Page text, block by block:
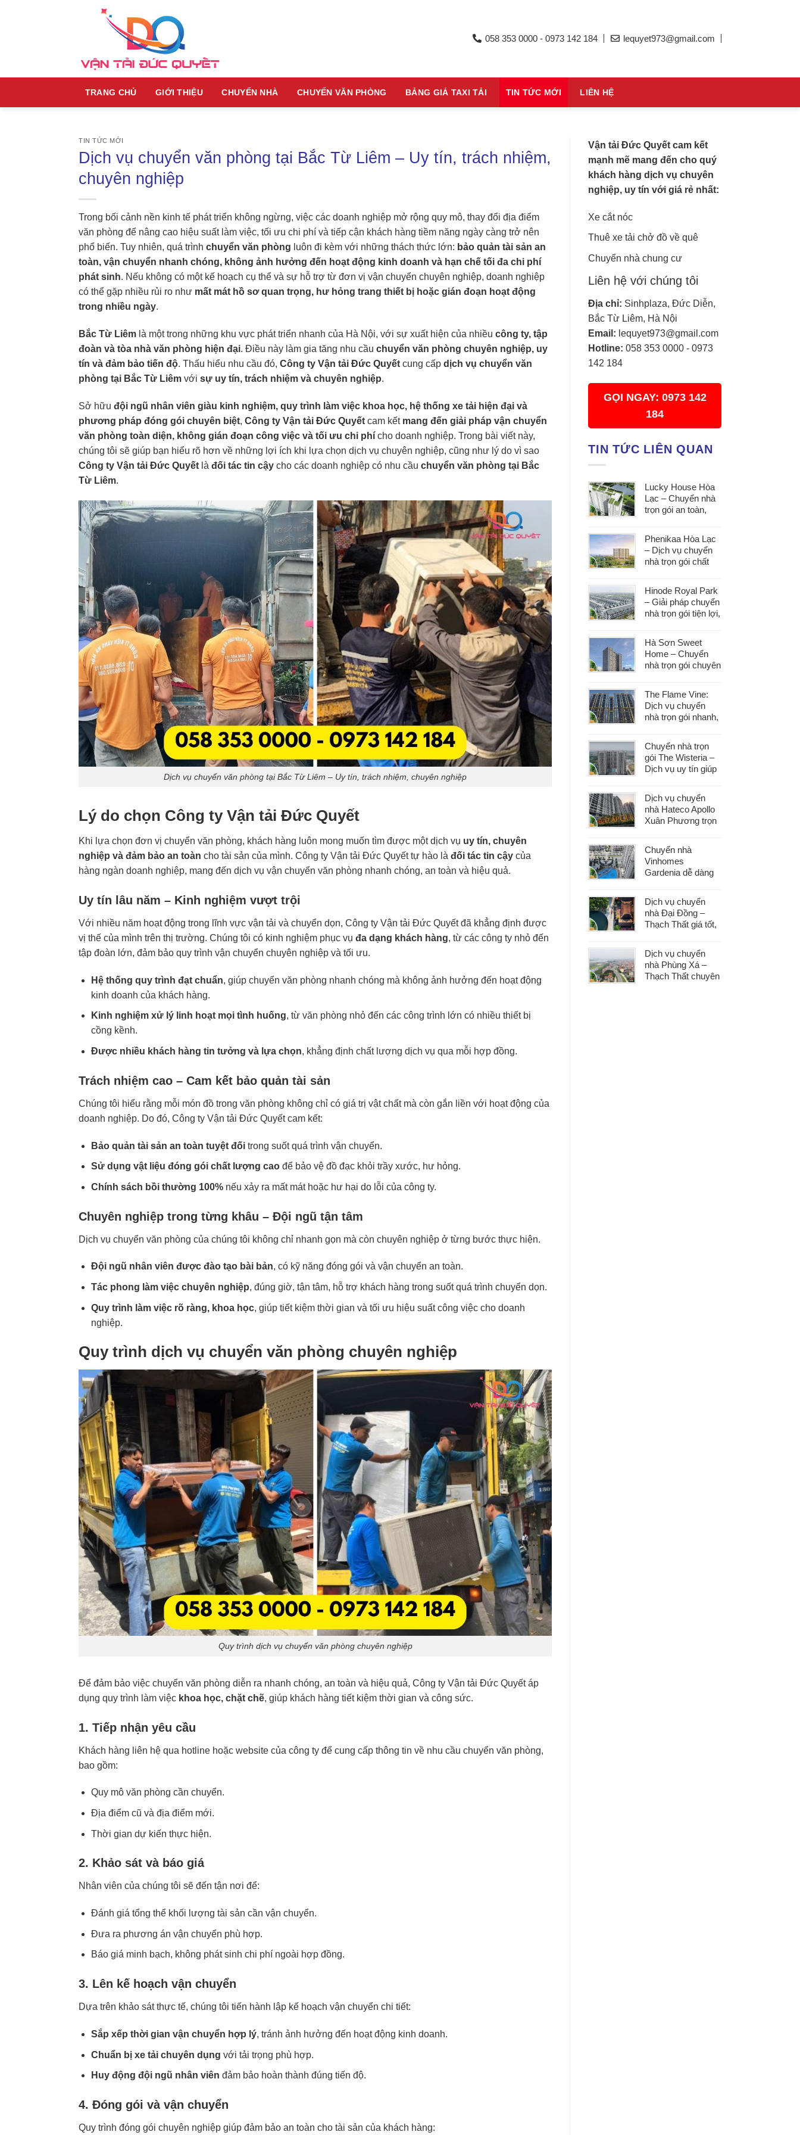
058 353 0000 - 0973 142 184 lequyet973@gmail.com
TRANG CHỦ GIỚI THIỆU CHUYỂN NHÀ CHUYỂN VĂN PHÒNG BẢNG GIÁ TAXI TẢI TIN TỨC MỚI LIÊN HỆ
TIN TỨC MỚI
Dịch vụ chuyển văn phòng tại Bắc Từ Liêm – Uy tín, trách nhiệm,
chuyên nghiệp
Trong bối cảnh nền kinh tế phát triển không ngừng, việc các doanh nghiệp mở rộng quy mô, thay đổi địa điểm
văn phòng để nâng cao hiệu suất làm việc, tối ưu chi phí và tiếp cận khách hàng tiềm năng ngày càng trở nên
phổ biến. Tuy nhiên, quá trình chuyển văn phòng luôn đi kèm với những thách thức lớn: bảo quản tài sản an
toàn, vận chuyển nhanh chóng, không ảnh hưởng đến hoạt động kinh doanh và hạn chế tối đa chi phí
phát sinh. Nếu không có một kế hoạch cụ thể và sự hỗ trợ từ đơn vị vận chuyển chuyên nghiệp, doanh nghiệp
có thể gặp nhiều rủi ro như mất mát hồ sơ quan trọng, hư hỏng trang thiết bị hoặc gián đoạn hoạt động
trong nhiều ngày.
Bắc Từ Liêm là một trong những khu vực phát triển nhanh của Hà Nội, với sự xuất hiện của nhiều công ty, tập
đoàn và tòa nhà văn phòng hiện đại. Điều này làm gia tăng nhu cầu chuyển văn phòng chuyên nghiệp, uy
tín và đảm bảo tiến độ. Thấu hiểu nhu cầu đó, Công ty Vận tải Đức Quyết cung cấp dịch vụ chuyển văn
phòng tại Bắc Từ Liêm với sự uy tín, trách nhiệm và chuyên nghiệp.
Sở hữu đội ngũ nhân viên giàu kinh nghiệm, quy trình làm việc khoa học, hệ thống xe tải hiện đại và
phương pháp đóng gói chuyên biệt, Công ty Vận tải Đức Quyết cam kết mang đến giải pháp vận chuyển
văn phòng toàn diện, không gián đoạn công việc và tối ưu chi phí cho doanh nghiệp. Trong bài viết này,
chúng tôi sẽ giúp bạn hiểu rõ hơn về những lợi ích khi lựa chọn dịch vụ chuyên nghiệp, cũng như lý do vì sao
Công ty Vận tải Đức Quyết là đối tác tin cậy cho các doanh nghiệp có nhu cầu chuyển văn phòng tại Bắc
Từ Liêm.
Dịch vụ chuyển văn phòng tại Bắc Từ Liêm – Uy tín, trách nhiệm, chuyên nghiệp
Lý do chọn Công ty Vận tải Đức Quyết
Khi lựa chọn đơn vị chuyển văn phòng, khách hàng luôn mong muốn tìm được một dịch vụ uy tín, chuyên
nghiệp và đảm bảo an toàn cho tài sản của mình. Công ty Vận tải Đức Quyết tự hào là đối tác tin cậy của
hàng ngàn doanh nghiệp, mang đến dịch vụ vận chuyển văn phòng nhanh chóng, an toàn và hiệu quả.
Uy tín lâu năm – Kinh nghiệm vượt trội
Với nhiều năm hoạt động trong lĩnh vực vận tải và chuyển dọn, Công ty Vận tải Đức Quyết đã khẳng định được
vị thế của mình trên thị trường. Chúng tôi có kinh nghiệm phục vụ đa dạng khách hàng, từ các công ty nhỏ đến
tập đoàn lớn, đảm bảo quy trình vận chuyển chuyên nghiệp và tối ưu.
Hệ thống quy trình đạt chuẩn, giúp chuyển văn phòng nhanh chóng mà không ảnh hưởng đến hoạt động
kinh doanh của khách hàng.
Kinh nghiệm xử lý linh hoạt mọi tình huống, từ văn phòng nhỏ đến các công trình lớn có nhiều thiết bị
cồng kềnh.
Được nhiều khách hàng tin tưởng và lựa chọn, khẳng định chất lượng dịch vụ qua mỗi hợp đồng.
Trách nhiệm cao – Cam kết bảo quản tài sản
Chúng tôi hiểu rằng mỗi món đồ trong văn phòng không chỉ có giá trị vật chất mà còn gắn liền với hoạt động của
doanh nghiệp. Do đó, Công ty Vận tải Đức Quyết cam kết:
Bảo quản tài sản an toàn tuyệt đốitrong suốt quá trình vận chuyển.
Sử dụng vật liệu đóng gói chất lượng caođể bảo vệ đồ đạc khỏi trầy xước, hư hỏng.
Chính sách bồi thường 100%nếu xảy ra mất mát hoặc hư hại do lỗi của công ty.
Chuyên nghiệp trong từng khâu – Đội ngũ tận tâm
Dịch vụ chuyển văn phòng của chúng tôi không chỉ nhanh gọn mà còn chuyên nghiệp ở từng bước thực hiện.
Đội ngũ nhân viên được đào tạo bài bản, có kỹ năng đóng gói và vận chuyển an toàn.
Tác phong làm việc chuyên nghiệp, đúng giờ, tận tâm, hỗ trợ khách hàng trong suốt quá trình chuyển dọn.
Quy trình làm việc rõ ràng, khoa học, giúp tiết kiệm thời gian và tối ưu hiệu suất công việc cho doanh
nghiệp.
Quy trình dịch vụ chuyển văn phòng chuyên nghiệp
Quy trình dịch vụ chuyển văn phòng chuyên nghiệp
Để đảm bảo việc chuyển văn phòng diễn ra nhanh chóng, an toàn và hiệu quả, Công ty Vận tải Đức Quyết áp
dụng quy trình làm việc khoa học, chặt chẽ, giúp khách hàng tiết kiệm thời gian và công sức.
1. Tiếp nhận yêu cầu
Khách hàng liên hệ qua hotline hoặc website của công ty để cung cấp thông tin về nhu cầu chuyển văn phòng,
bao gồm:
Quy mô văn phòng cần chuyển.
Địa điểm cũ và địa điểm mới.
Thời gian dự kiến thực hiện.
2. Khảo sát và báo giá
Nhân viên của chúng tôi sẽ đến tận nơi để:
Đánh giá tổng thể khối lượng tài sản cần vận chuyển.
Đưa ra phương án vận chuyển phù hợp.
Báo giá minh bạch, không phát sinh chi phí ngoài hợp đồng.
3. Lên kế hoạch vận chuyển
Dựa trên khảo sát thực tế, chúng tôi tiến hành lập kế hoạch vận chuyển chi tiết:
Sắp xếp thời gian vận chuyển hợp lý, tránh ảnh hưởng đến hoạt động kinh doanh.
Chuẩn bị xe tải chuyên dụng với tải trọng phù hợp.
Huy động đội ngũ nhân viên đảm bảo hoàn thành đúng tiến độ.
4. Đóng gói và vận chuyển
Quy trình đóng gói chuyên nghiệp giúp đảm bảo an toàn cho tài sản của khách hàng:
Vận tải Đức Quyết cam kết
mạnh mẽ mang đến cho quý
khách hàng dịch vụ chuyên
nghiệp, uy tín với giá rẻ nhất:
Xe cắt nóc
Thuê xe tải chở đồ về quê
Chuyển nhà chung cư
Liên hệ với chúng tôi
Địa chỉ: Sinhplaza, Đức Diễn,
Bắc Từ Liêm, Hà Nội
Email: lequyet973@gmail.com
Hotline: 058 353 0000 - 0973
142 184
GỌI NGAY: 0973 142
184
TIN TỨC LIÊN QUAN
Lucky House Hòa
Lạc – Chuyển nhà
trọn gói an toàn,
Phenikaa Hòa Lạc
– Dịch vụ chuyển
nhà trọn gói chất
Hinode Royal Park
– Giải pháp chuyển
nhà trọn gói tiện lợi,
Hà Sơn Sweet
Home – Chuyển
nhà trọn gói chuyên
khâu
The Flame Vine:
Dịch vụ chuyển
nhà trọn gói nhanh,
Chuyển nhà trọn
gói The Wisteria –
Dịch vụ uy tín giúp
phát sinh
Dịch vụ chuyển
nhà Hateco Apollo
Xuân Phương trọn
Chuyển nhà
Vinhomes
Gardenia dễ dàng
phát sinh chi phí
Dịch vụ chuyển
nhà Đại Đồng –
Thạch Thất giá tốt,
chuyển nhà
Dịch vụ chuyển
nhà Phùng Xá –
Thạch Thất chuyên